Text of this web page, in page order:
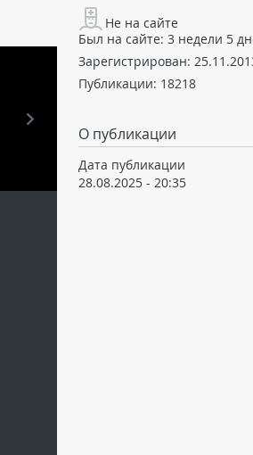
Не на сайте
Был на сайте: 3 недели 5
Зарегистрирован:
Публикации: 18218
О публикации
Дата публикации
28.08.2025 - 20:35